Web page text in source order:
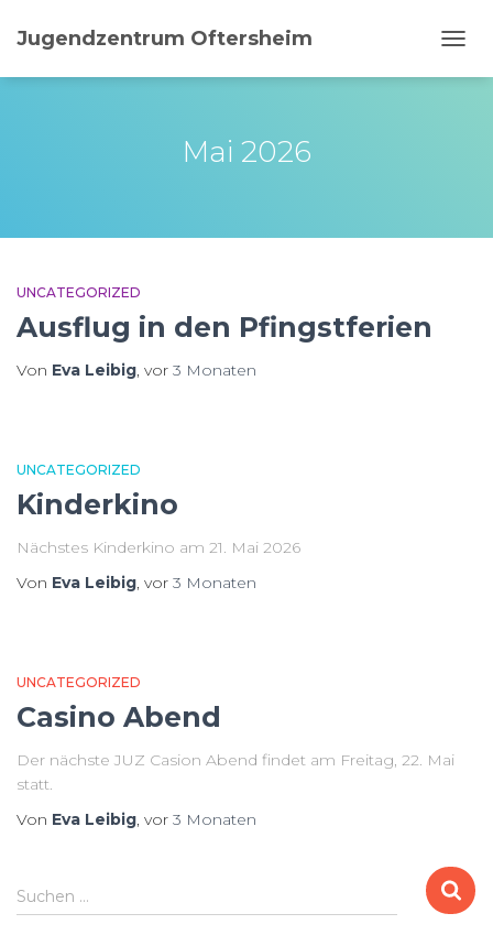
Jugendzentrum Oftersheim
Mai 2026
UNCATEGORIZED
Ausflug in den Pfingstferien
Von Eva Leibig, vor 3 Monaten
UNCATEGORIZED
Kinderkino
Nächstes Kinderkino am 21. Mai 2026
Von Eva Leibig, vor 3 Monaten
UNCATEGORIZED
Casino Abend
Der nächste JUZ Casion Abend findet am Freitag, 22. Mai
statt.
Von Eva Leibig, vor 3 Monaten
S
u
Suchen …